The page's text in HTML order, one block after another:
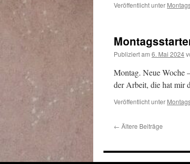
Veröffentlicht unter
Publiziert am 6. Mai 2024
Montag. Neue Woche
der Arbeit, die hat mir
Veröffentlicht unter
← Ältere Beiträge